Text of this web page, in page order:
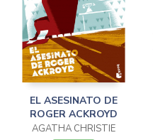
EL ASESINATO DE
ROGER ACKROYD
AGATHA CHRISTIE